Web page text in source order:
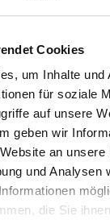
Cookies
um Inhalte und
für soziale
auf unsere
geben wir
an unsere
und Analysen
die Sie
Spieltag 4
8- 4